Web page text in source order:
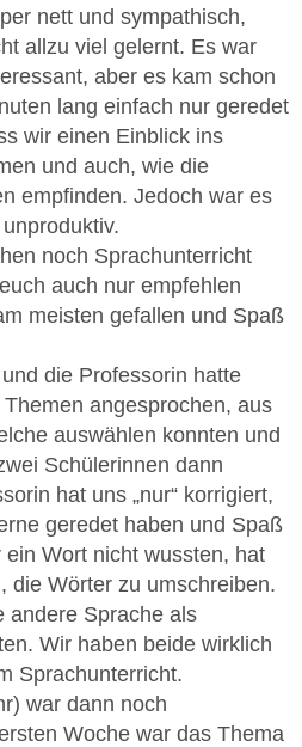
nett und sympathisch,
allzu viel gelernt. Es war
aber es kam schon
lang einfach nur geredet
wir einen Einblick ins
und auch, wie die
empfinden. Jedoch war es
noch Sprachunterricht
auch nur empfehlen
meisten gefallen und Spaß
die Professorin hatte
angesprochen, aus
auswählen konnten und
Schülerinnen dann
hat uns „nur“ korrigiert,
geredet haben und Spaß
Wort nicht wussten, hat
die Wörter zu umschreiben.
andere Sprache als
Wir haben beide wirklich
Sprachunterricht.
war dann noch
Woche war das Thema